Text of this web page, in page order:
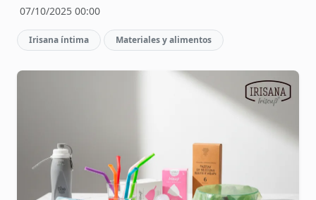
07/10/2025 00:00
Irisana íntima Materiales y alimentos